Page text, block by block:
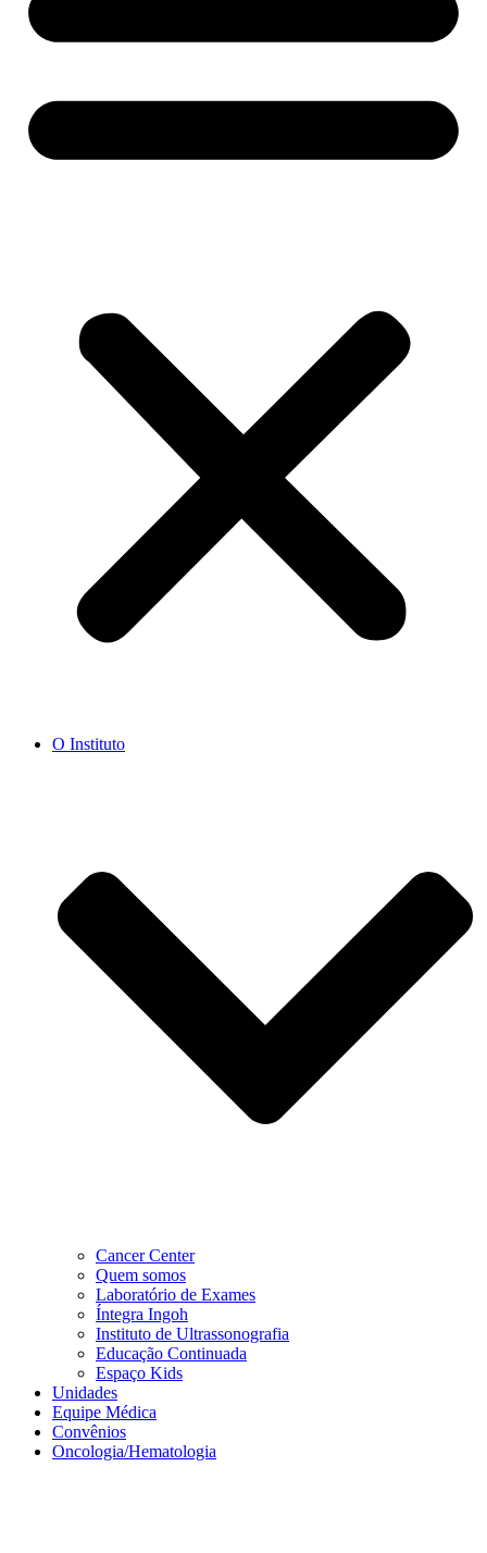
O Instituto
Cancer Center
Quem somos
Laboratório de Exames
Íntegra Ingoh
Instituto de Ultrassonografia
Educação Continuada
Espaço Kids
Unidades
Equipe Médica
Convênios
Oncologia/Hematologia